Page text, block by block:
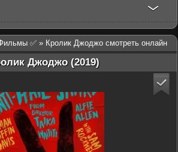
✅ » Кролик Джоджо смотреть онлайн
Джоджо (2019)